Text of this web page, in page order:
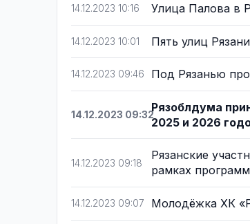
14.12.2023 10:16 Улица Палова в
14.12.2023 10:01 Пять улиц
14.12.2023 09:46 Под Рязанью
14.12.2023 09:32
Рязоблдума
2025 и 2026
14.12.2023 09:18
Рязанские
рамках
14.12.2023 09:07 Молодёжка ХК